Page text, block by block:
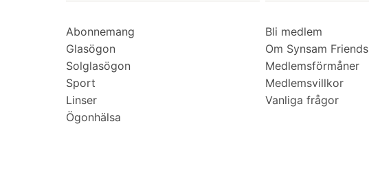
Abonnemang
Glasögon
Solglasögon
Sport
Linser
Ögonhälsa
Bli medlem
Om Synsam Friends
Medlemsförmåner
Medlemsvillkor
Vanliga frågor